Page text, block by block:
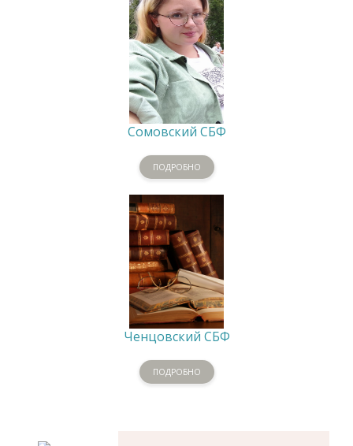
Сомовский СБФ
ПОДРОБНО
Ченцовский СБФ
ПОДРОБНО